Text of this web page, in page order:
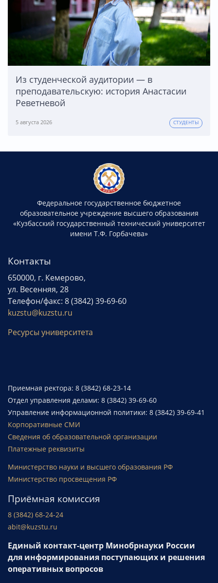
Из студенческой аудитории — в
преподавательскую: история Анастасии
Реветневой
5 августа 2026 СТУДЕНТЫ
Федеральное государственное бюджетное
образовательное учреждение высшего образования
«Кузбасский государственный технический университет
имени Т.Ф. Горбачева»
Контакты
650000, г. Кемерово,
ул. Весенняя, 28
Телефон/факс: 8 (3842) 39-69-60
kuzstu@kuzstu.ru
Ресурсы университета
Приемная ректора: 8 (3842) 68-23-14
Отдел управления делами: 8 (3842) 39-69-60
Управление информационной политики: 8 (3842) 39-69-41
Корпоративные СМИ
Сведения об образовательной организации
Платежные реквизиты
Министерство науки и высшего образования РФ
Министерство просвещения РФ
Приёмная комиссия
8 (3842) 68-24-24
abit@kuzstu.ru
Единый контакт-центр Минобрнауки России
для информирования поступающих и решения
оперативных вопросов